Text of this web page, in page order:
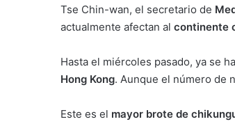
Tse Chin-wan, el secretario de
actualmente afectan al continente
Hasta el miércoles pasado, ya se
Hong Kong. Aunque el número de
Este es el mayor brote de